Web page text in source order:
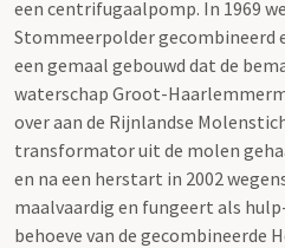
een centrifugaalpomp. In 1969
Stommeerpolder gecombineerd
een gemaal gebouwd dat de
waterschap Groot-
over aan de Rijnlandse
transformator uit de molen
en na een herstart in 2002
maalvaardig en fungeert als
behoeve van de gecombineerde